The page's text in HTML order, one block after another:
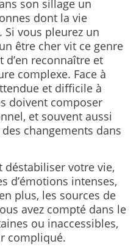
son sillage un
dont la vie
vous pleurez un
être cher vit ce genre
reconnaître et
complexe. Face à
et difficile à
doivent composer
et souvent aussi
changements dans
déstabiliser votre vie,
d’émotions intenses,
plus, les sources de
avez compté dans le
ou inaccessibles,
compliqué.